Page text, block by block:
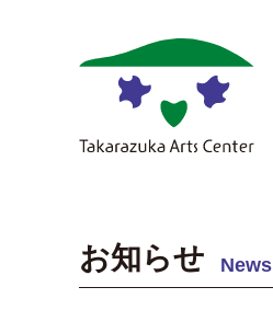
お知らせ News